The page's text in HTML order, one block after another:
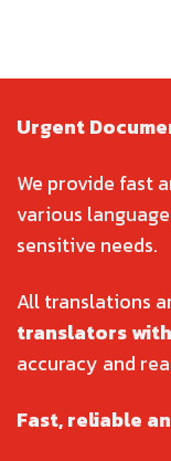
Urgent
We provide fast
various
sensitive needs.
All translations
translators
accuracy and
Fast, reliable